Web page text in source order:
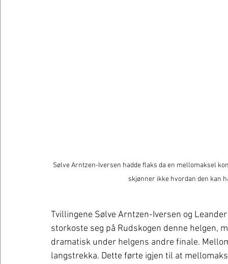
Sølve Arntzen-Iversen hadde flaks da en mellomaksel
skjønner ikke hvordan den kan
Tvillingene Sølve Arntzen-Iversen og
storkoste seg på Rudskogen denne helgen,
dramatisk under helgens andre finale.
langstrekka. Dette førte igjen til at